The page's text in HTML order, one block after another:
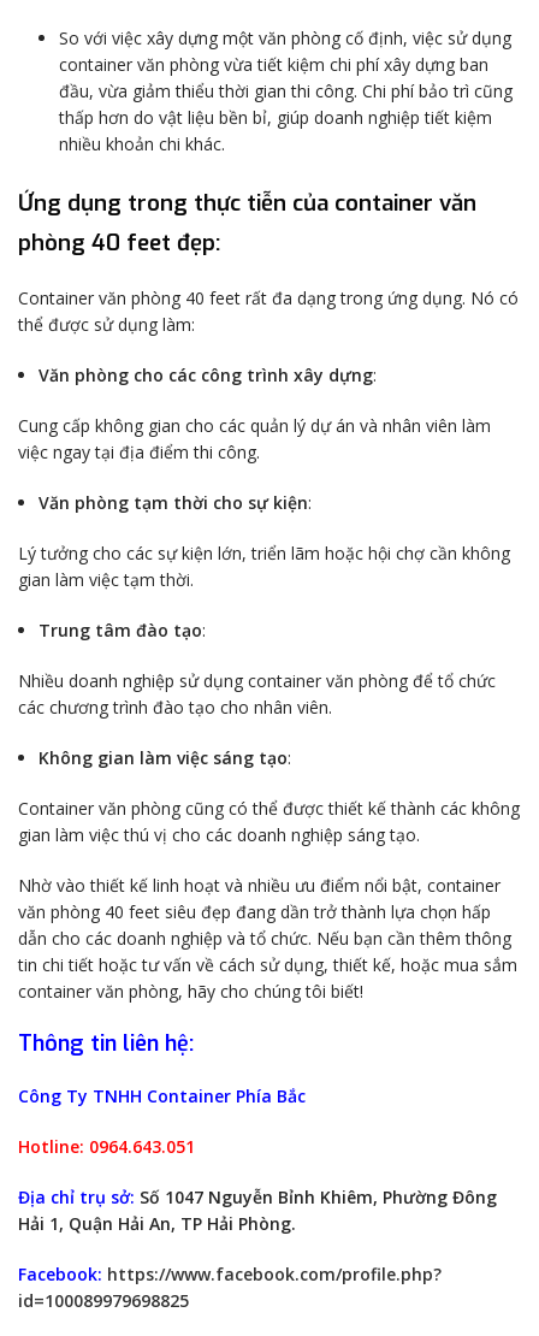
So với việc xây dựng một văn phòng cố định, việc sử dụng
container văn phòng vừa tiết kiệm chi phí xây dựng ban
đầu, vừa giảm thiểu thời gian thi công. Chi phí bảo trì cũng
thấp hơn do vật liệu bền bỉ, giúp doanh nghiệp tiết kiệm
nhiều khoản chi khác.
Ứng dụng trong thực tiễn của container văn
phòng 40 feet đẹp:
Container văn phòng 40 feet rất đa dạng trong ứng dụng. Nó có
thể được sử dụng làm:
Văn phòng cho các công trình xây dựng:
Cung cấp không gian cho các quản lý dự án và nhân viên làm
việc ngay tại địa điểm thi công.
Văn phòng tạm thời cho sự kiện:
Lý tưởng cho các sự kiện lớn, triển lãm hoặc hội chợ cần không
gian làm việc tạm thời.
Trung tâm đào tạo:
Nhiều doanh nghiệp sử dụng container văn phòng để tổ chức
các chương trình đào tạo cho nhân viên.
Không gian làm việc sáng tạo:
Container văn phòng cũng có thể được thiết kế thành các không
gian làm việc thú vị cho các doanh nghiệp sáng tạo.
Nhờ vào thiết kế linh hoạt và nhiều ưu điểm nổi bật, container
văn phòng 40 feet siêu đẹp đang dần trở thành lựa chọn hấp
dẫn cho các doanh nghiệp và tổ chức. Nếu bạn cần thêm thông
tin chi tiết hoặc tư vấn về cách sử dụng, thiết kế, hoặc mua sắm
container văn phòng, hãy cho chúng tôi biết!
Thông tin liên hệ:
Công Ty TNHH Container Phía Bắc
Hotline: 0964.643.051
Địa chỉ trụ sở: Số 1047 Nguyễn Bỉnh Khiêm, Phường Đông
Hải 1, Quận Hải An, TP Hải Phòng.
Facebook: https://www.facebook.com/profile.php?
id=100089979698825